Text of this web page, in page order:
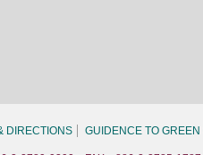
DIRECTIONS GUIDENCE TO GREEN